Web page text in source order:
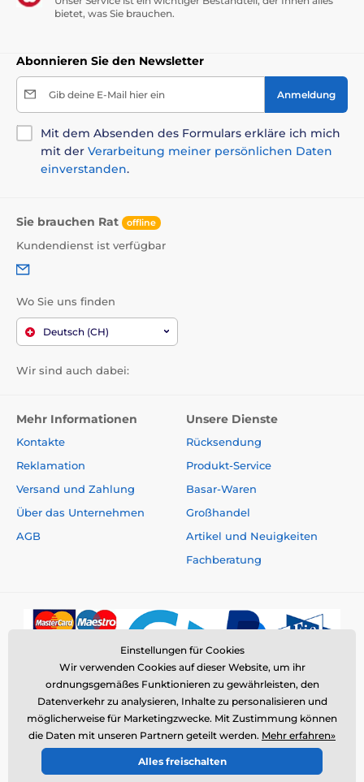
bietet, was Sie brauchen.
Abonnieren Sie den Newsletter
Gib deine E-Mail hier ein Anmeldung
Mit dem Absenden des Formulars erkläre ich mich
mit der Verarbeitung meiner persönlichen Daten
einverstanden.
Sie brauchen Rat offline
Kundendienst ist verfügbar
Wo Sie uns finden
Deutsch (CH)
Wir sind auch dabei:
Mehr Informationen
Kontakte
Reklamation
Versand und Zahlung
Über das Unternehmen
AGB
Unsere Dienste
Rücksendung
Produkt-Service
Basar-Waren
Großhandel
Artikel und Neuigkeiten
Fachberatung
© 2026 www.elektro-halsbander.ch ⦁ E-Shop erstellt von
SIMPLIA.cz
Einstellungen für Cookies
Wir verwenden Cookies auf dieser Website, um ihr
ordnungsgemäßes Funktionieren zu gewährleisten, den
Datenverkehr zu analysieren, Inhalte zu personalisieren und
möglicherweise für Marketingzwecke. Mit Zustimmung können
die Daten mit unseren Partnern geteilt werden. Mehr erfahren»
Alles freischalten